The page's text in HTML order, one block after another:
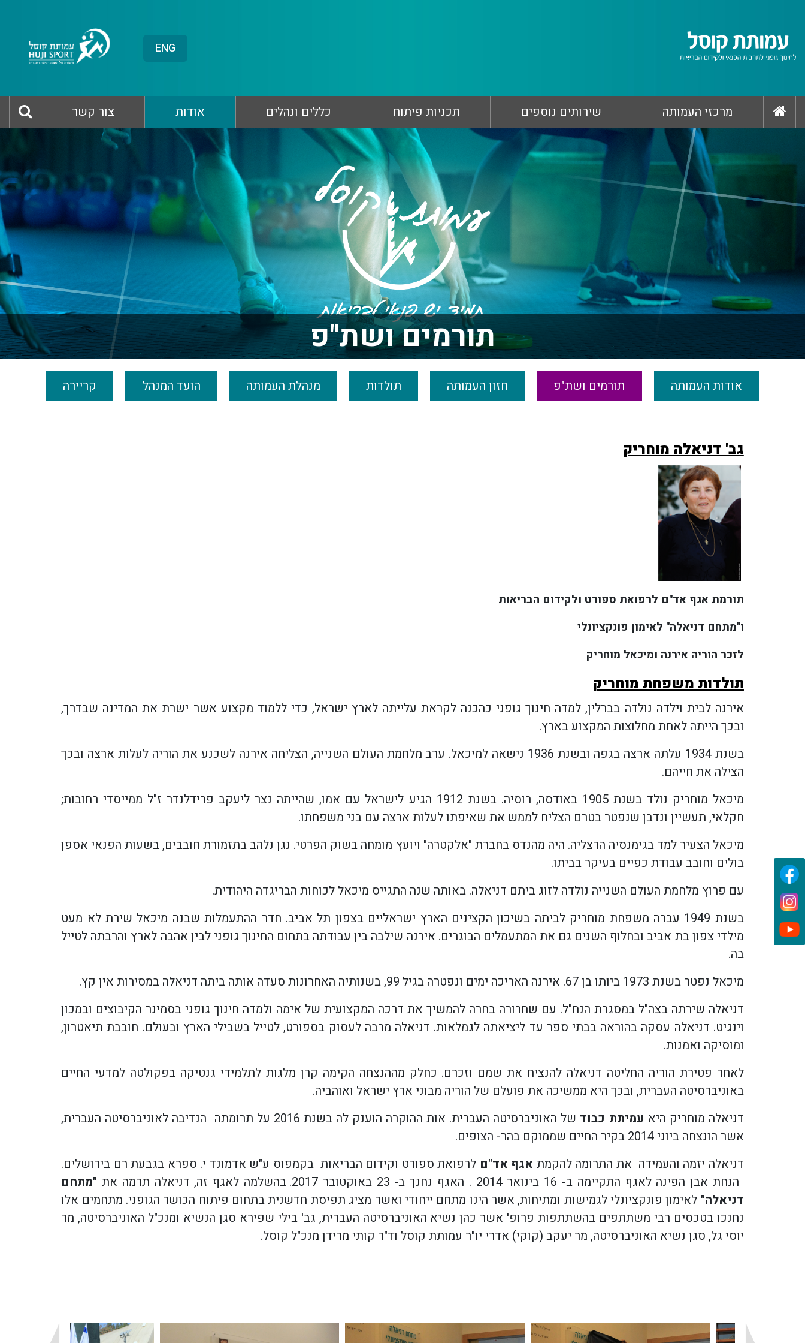
ENG
מרכזי העמותה שירותים נוספים תכניות פיתוח כללים ונהלים אודות צור קשר
תורמים ושת"פ
אודות העמותה תורמים ושת"פ חזון העמותה תולדות מנהלת העמותה הועד המנהל קריירה
גב' דניאלה מוחריק
תורמת אגף אד"ם לרפואת ספורט ולקידום הבריאות
ו"מתחם דניאלה" לאימון פונקציונלי
לזכר הוריה אירנה ומיכאל מוחריק
תולדות משפחת מוחריק
אירנה לבית וילדה נולדה בברלין, למדה חינוך גופני כהכנה לקראת עלייתה לארץ ישראל, כדי ללמוד מקצוע אשר ישרת את המדינה שבדרך,
ובכך הייתה לאחת מחלוצות המקצוע בארץ.
בשנת 1934 עלתה ארצה בגפה ובשנת 1936 נישאה למיכאל. ערב מלחמת העולם השנייה, הצליחה אירנה לשכנע את הוריה לעלות ארצה ובכך
הצילה את חייהם.
מיכאל מוחריק נולד בשנת 1905 באודסה, רוסיה. בשנת 1912 הגיע לישראל עם אמו, שהייתה נצר ליעקב פרידלנדר ז"ל ממייסדי רחובות;
חקלאי, תעשיין ונדבן שנפטר בטרם הצליח לממש את שאיפתו לעלות ארצה עם בני משפחתו.
מיכאל הצעיר למד בגימנסיה הרצליה. היה מהנדס בחברת "אלקטרה" ויועץ מומחה בשוק הפרטי. נגן נלהב בתזמורת חובבים, בשעות הפנאי אספן
בולים וחובב עבודת כפיים בעיקר בביתו.
עם פרוץ מלחמת העולם השנייה נולדה לזוג ביתם דניאלה. באותה שנה התגייס מיכאל לכוחות הבריגדה היהודית.
בשנת 1949 עברה משפחת מוחריק לביתה בשיכון הקצינים הארץ ישראליים בצפון תל אביב. חדר ההתעמלות שבנה מיכאל שירת לא מעט
מילדי צפון בת אביב ובחלוף השנים גם את המתעמלים הבוגרים. אירנה שילבה בין עבודתה בתחום החינוך גופני לבין אהבה לארץ והרבתה לטייל
בה.
מיכאל נפטר בשנת 1973 ביותו בן 67. אירנה האריכה ימים ונפטרה בגיל 99, בשנותיה האחרונות סעדה אותה ביתה דניאלה במסירות אין קץ.
דניאלה שירתה בצה"ל במסגרת הנח"ל. עם שחרורה בחרה להמשיך את דרכה המקצועית של אימה ולמדה חינוך גופני בסמינר הקיבוצים ובמכון
וינגיט. דניאלה עסקה בהוראה בבתי ספר עד ליציאתה לגמלאות. דניאלה מרבה לעסוק בספורט, לטייל בשבילי הארץ ובעולם. חובבת תיאטרון,
ומוסיקה ואמנות.
לאחר פטירת הוריה החליטה דניאלה להנציח את שמם וזכרם. כחלק מההנצחה הקימה קרן מלגות לתלמידי גנטיקה בפקולטה למדעי החיים
באוניברסיטה העברית, ובכך היא ממשיכה את פועלם של הוריה מבוני ארץ ישראל ואוהביה.
דניאלה מוחריק היא עמיתת כבוד
של האוניברסיטה העברית. אות ההוקרה הוענק לה בשנת 2016 על תרומתה הנדיבה לאוניברסיטה העברית,
אשר הונצחה ביוני 2014 בקיר החיים שממוקם בהר- הצופים.
דניאלה יזמה והעמידה את התרומה להקמת אגף אד"ם לרפואת ספורט וקידום הבריאות בקמפוס ע"ש אדמונד י. ספרא בגבעת רם בירושלים.
הנחת אבן הפינה לאגף התקיימה ב- 16 בינואר 2014 . האגף נחנך ב- 23 באוקטובר 2017. בהשלמה לאגף זה, דניאלה תרמה את
"מתחם
דניאלה" לאימון פונקציונלי לגמישות ומתיחות, אשר הינו מתחם ייחודי ואשר מציג תפיסת חדשנית בתחום פיתוח הכושר הגופני. מתחמים אלו
נחנכו בטכסים רבי משתתפים בהשתתפות פרופ' אשר כהן נשיא האוניברסיטה העברית, גב' בילי שפירא סגן הנשיא ומנכ"ל האוניברסיטה, מר
יוסי גל, סגן נשיא האוניברסיטה, מר יעקב (קוקי) אדרי יו"ר עמותת קוסל וד"ר קותי מרידן מנכ"ל קוסל.